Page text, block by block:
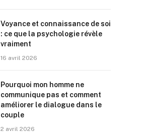
Voyance et connaissance de soi
: ce que la psychologie révèle
vraiment
16 avril 2026
Pourquoi mon homme ne
communique pas et comment
améliorer le dialogue dans le
couple
2 avril 2026